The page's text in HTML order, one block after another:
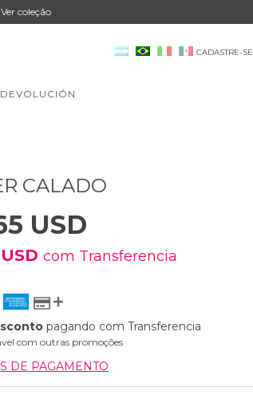
coleção
CADASTRE-SE
CALADO
USD
com Transferencia
pagando com Transferencia
com outras promoções
DE PAGAMENTO